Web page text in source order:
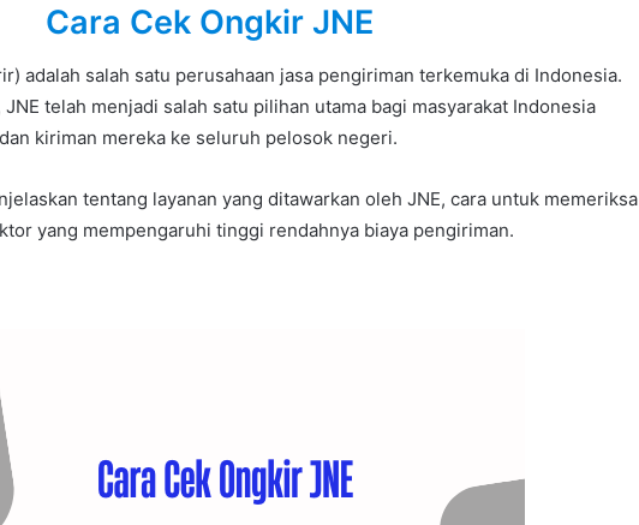
Cara Cek Ongkir JNE
adalah salah satu perusahaan jasa pengiriman terkemuka di Indonesia.
telah menjadi salah satu pilihan utama bagi masyarakat Indonesia
kiriman mereka ke seluruh pelosok negeri.
tentang layanan yang ditawarkan oleh JNE, cara untuk memeriksa
yang mempengaruhi tinggi rendahnya biaya pengiriman.